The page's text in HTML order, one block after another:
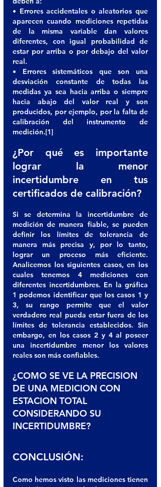
• Errores accidentales o aleatorios que
aparecen cuando mediciones repetidas
de la misma variable dan valores
diferentes, con igual probabilidad de
estar por arriba o por debajo del valor
real.
• Errores sistemáticos que son una
desviación constante de todas las
medidas ya sea hacia arriba o siempre
hacia abajo del valor real y son
producidos, por ejemplo, por la falta de
calibración del instrumento de
medición.[1]
¿Por qué es importante
lograr la menor
incertidumbre en tus
certificados de calibración?
Si se determina la incertidumbre de
medición de manera fiable, se pueden
definir los límites de tolerancia de
manera más precisa y, por lo tanto,
lograr un proceso más eficiente.
Analicemos los siguientes casos, en los
cuales tenemos 4 mediciones con
diferentes incertidumbres. En la gráfica
1 podemos identificar que los casos 1 y
3, su rango permite que el valor
verdadero real pueda estar fuera de los
límites de tolerancia establecidos. Sin
embargo, en los casos 2 y 4 al poseer
una incertidumbre menor los valores
reales son más confiables.
¿COMO SE VE LA PRECISION
DE UNA MEDICION CON
ESTACION TOTAL
CONSIDERANDO SU
INCERTIDUMBRE?
CONCLUSIÓN:
Como hemos visto las mediciones tienen